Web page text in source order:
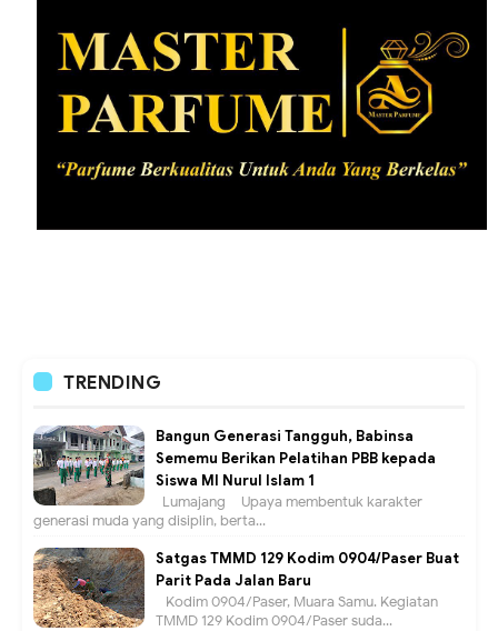
TRENDING
Bangun Generasi Tangguh, Babinsa
Sememu Berikan Pelatihan PBB kepada
Siswa MI Nurul Islam 1
Lumajang – Upaya membentuk karakter
generasi muda yang disiplin, berta...
Satgas TMMD 129 Kodim 0904/Paser Buat
Parit Pada Jalan Baru
Kodim 0904/Paser, Muara Samu. Kegiatan
TMMD 129 Kodim 0904/Paser suda...